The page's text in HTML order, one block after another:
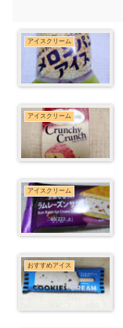
アイスクリーム
アイスクリーム
アイスクリーム
おすすめアイス